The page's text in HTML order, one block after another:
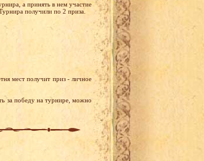
а принять в нем участие
получили по 2 приза.
мест получит приз - личное
за победу на турнире, можно